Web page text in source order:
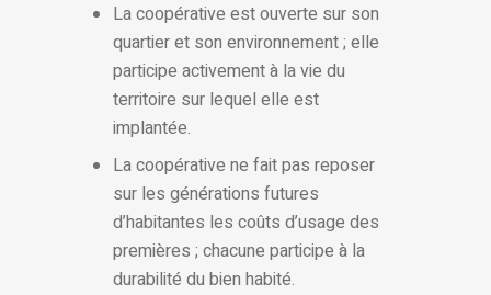
La coopérative est ouverte sur son
quartier et son environnement ; elle
participe activement à la vie du
territoire sur lequel elle est
implantée.
La coopérative ne fait pas reposer
sur les générations futures
d’habitantes les coûts d’usage des
premières ; chacune participe à la
durabilité du bien habité.